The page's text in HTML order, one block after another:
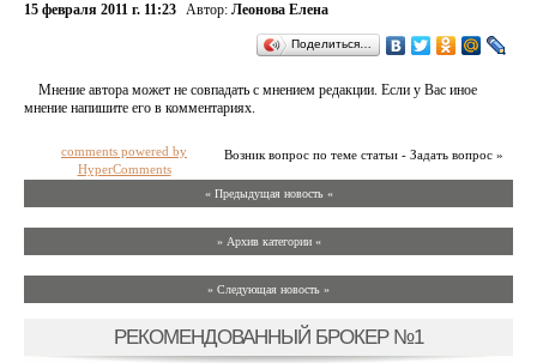
15 февраля 2011 г. 11:23 Автор: Леонова Елена
Поделиться…
Мнение автора может не совпадать с мнением редакции. Если у Вас иное
мнение напишите его в комментариях.
Возник вопрос по теме статьи - Задать вопрос »
comments powered by
HyperComments
« Предыдущая новость «
» Архив категории «
» Следующая новость »
РЕКОМЕНДОВАННЫЙ БРОКЕР №1